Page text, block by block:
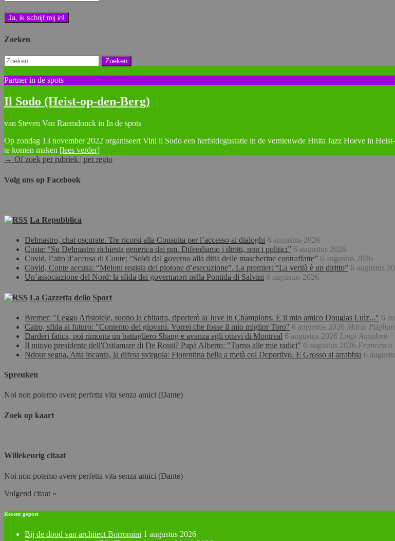
Zoeken
Zoeken
naar:
Partner in de spots
Il Sodo (Heist-op-den-Berg)
van Steven Van Raemdonck in In de spots
Op zondag 13 november 2022 organiseert Vini il Sodo een herfstdegustatie in de vernieuwde Hnita Jazz Hoeve in
te komen maken [lees verder]
→ Of zoek per rubriek | per regio
Volg ons op Facebook
La Repubblica
Delmastro, chat oscurate. Tre ricorsi alla Consulta per l’accesso ai dialoghi 6 augustus 2026
Costa: “Su Delmastro richiesta generica dai pm. Difendiamo i diritti, non i politici” 6 augustus 2026
Covid, l’atto d’accusa di Conte: “Soldi dal governo alla ditta delle mascherine contraffatte” 6 augustus 2026
Covid, Conte accusa: “Meloni regista del plotone d’esecuzione”. La premier: “La verità è un diritto” 6 augustus
Un’associazione del Nord: la sfida dei governatori nella Pontida di Salvini 6 augustus 2026
La Gazzetta dello Sport
Bremer: "Leggo Aristotele, suono la chitarra, riporterò la Juve in Champions. E il mio amico Douglas Luiz..." 6
Cairo, sfida al futuro: "Contento dei giovani. Vorrei che fosse il mio miglior Toro" 6 augustus 2026 Mario
Darderi fatica, poi rimonta un battagliero Shang e avanza agli ottavi di Montreal 6 augustus 2026 Luigi Ansaloni
Il nuovo presidente dell'Ostiamare di De Rossi? Papà Alberto: "Torno alle mie radici" 6 augustus 2026 Francesco
Ndour segna, Atta incanta, la difesa svirgola: Fiorentina bella a metà col Deportivo. E Grosso si arrabbia 6
Spreuken
Noi non potemo avere perfetta vita senza amici (Dante)
Zoek op kaart
Willekeurig citaat
Noi non potemo avere perfetta vita senza amici (Dante)
Volgend citaat »
Recent gepost
Bij de dood van architect Borromini 1 augustus 2026